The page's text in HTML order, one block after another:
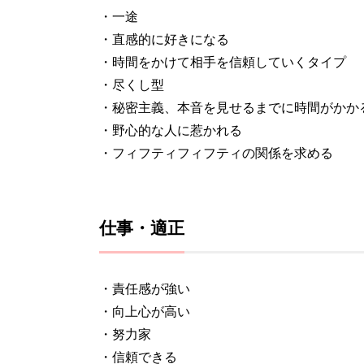
・一途
・直感的に好きになる
・時間をかけて相手を信頼していくタイプ
・尽くし型
・秘密主義、本音を見せるまでに時間がかか
・野心的な人に惹かれる
・フィフティフィフティの関係を求める
仕事・適正
・責任感が強い
・向上心が高い
・努力家
・信頼できる